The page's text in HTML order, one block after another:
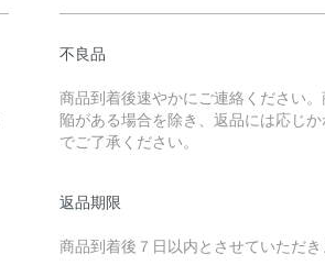
不良品
商品到着後速やかにご連絡ください。
陥がある場合を除き、返品には応じ
でご了承ください。
返品期限
商品到着後７日以内とさせていただき